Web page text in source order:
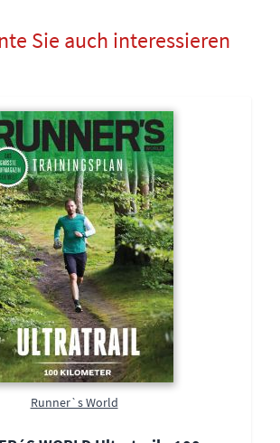
Sie auch interessieren
Runner`s World